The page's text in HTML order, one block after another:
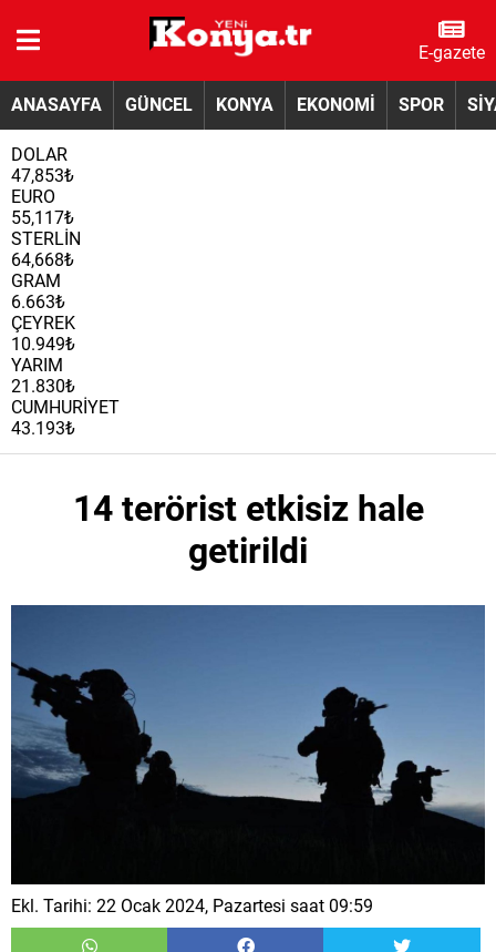
E-gazete
ANASAYFA GÜNCEL KONYA EKONOMİ SPOR
DOLAR
47,853₺
EURO
55,117₺
STERLİN
64,668₺
GRAM
6.663₺
ÇEYREK
10.949₺
YARIM
21.830₺
CUMHURİYET
43.193₺
14 terörist etkisiz hale
getirildi
Ekl. Tarihi: 22 Ocak 2024, Pazartesi saat 09:59